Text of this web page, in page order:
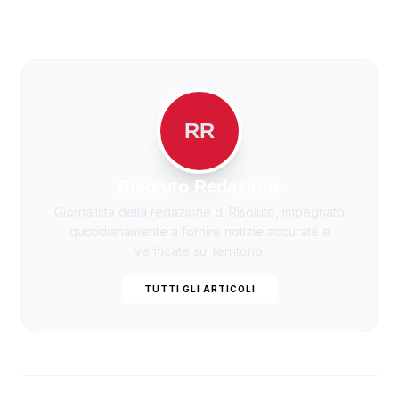
RR
Risoluto Redazione
TUTTI GLI ARTICOLI